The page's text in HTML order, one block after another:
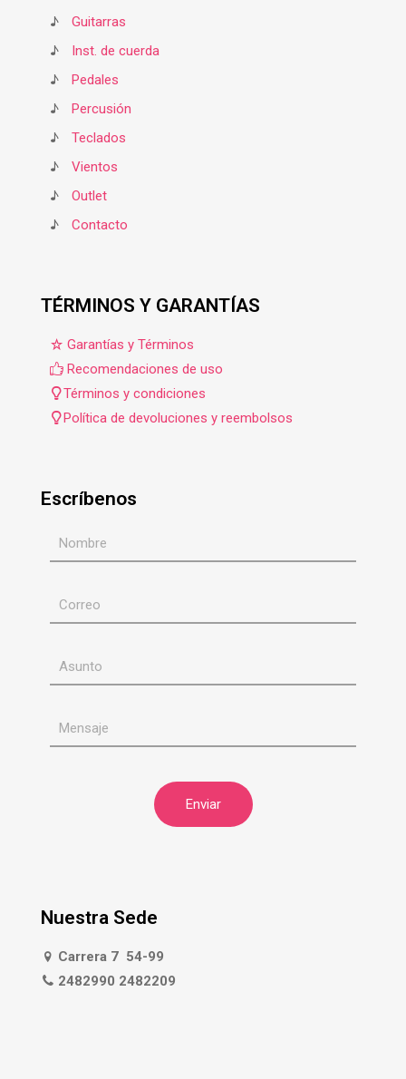
♪
Guitarras
♪
Inst. de cuerda
♪
Pedales
♪
Percusión
♪
Teclados
♪
Vientos
♪
Outlet
♪
Contacto
TÉRMINOS Y GARANTÍAS
Garantías y Términos
Recomendaciones de uso
Términos y condiciones
Política de devoluciones y reembolsos
Escríbenos
Nuestra Sede
Carrera 7 54-99
2482990 2482209